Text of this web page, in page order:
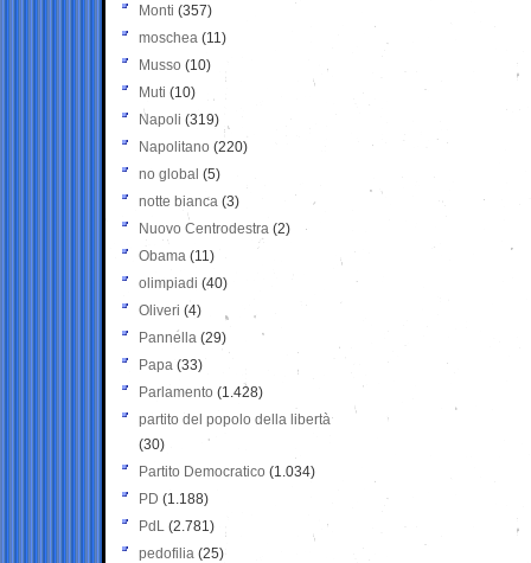
Monti (357)
moschea (11)
Musso (10)
Muti (10)
Napoli (319)
Napolitano (220)
no global (5)
notte bianca (3)
Nuovo Centrodestra (2)
Obama (11)
olimpiadi (40)
Oliveri (4)
Pannella (29)
Papa (33)
Parlamento (1.428)
partito del popolo della libertà
(30)
Partito Democratico (1.034)
PD (1.188)
PdL (2.781)
pedofilia (25)